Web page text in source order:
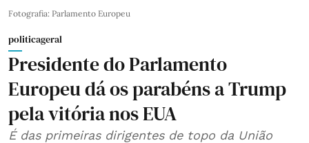
Fotografia: Parlamento Europeu
politicageral
Presidente do Parlamento
Europeu dá os parabéns a Trump
pela vitória nos EUA
É das primeiras dirigentes de topo da União